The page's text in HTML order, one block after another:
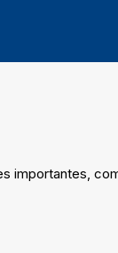
importantes,